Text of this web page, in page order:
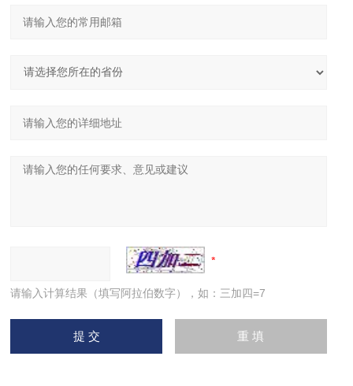
请输入计算结果（填写阿拉伯数字），如：三加四=7